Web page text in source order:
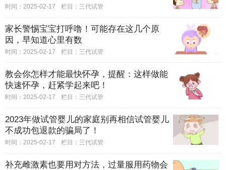
时间：2025-02-17 栏目： 三代试管
家长警惕宝宝打呼噜！可能存在这几个原
因，早知道心里有数
时间：2025-02-17 栏目： 三代试管
教会你怎样才能最快怀孕，提醒：这样做能
快速怀孕，赶紧学起来吧！
时间：2025-02-17 栏目： 三代试管
2023年做试管婴儿的家庭别再相信试管婴儿
不成功包退款的骗局了！
时间：2025-02-17 栏目： 三代试管
补充雌激素也要用对方法，过量服用药物会